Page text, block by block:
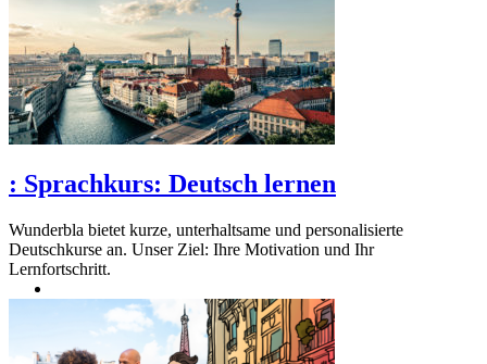
: Sprachkurs: Deutsch lernen
Wunderbla bietet kurze, unterhaltsame und personalisierte
Deutschkurse an. Unser Ziel: Ihre Motivation und Ihr
Lernfortschritt.